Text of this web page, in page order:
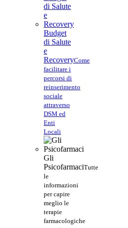
Budget
di Salute
e
RecoveryCome
facilitare i
percorsi di
reinserimento
sociale
attraverso
DSM ed
Enti
Locali
Gli
PsicofarmaciTutte
le
informazioni
per capire
meglio le
terapie
farmacologiche